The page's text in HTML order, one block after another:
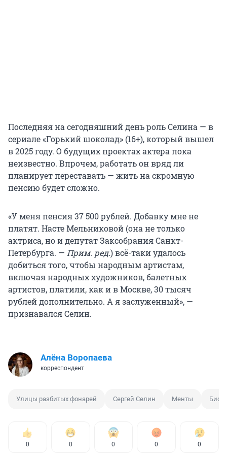
Последняя на сегодняшний день роль Селина — в
сериале «Горький шоколад» (16+), который вышел
в 2025 году. О будущих проектах актера пока
неизвестно. Впрочем, работать он вряд ли
планирует переставать — жить на скромную
пенсию будет сложно.
«У меня пенсия 37 500 рублей. Добавку мне не
платят. Насте Мельниковой (она не только
актриса, но и депутат Заксобрания Санкт-
Петербурга. — Прим. ред.) всё-таки удалось
добиться того, чтобы народным артистам,
включая народных художников, балетных
артистов, платили, как и в Москве, 30 тысяч
рублей дополнительно. А я заслуженный», —
признавался Селин.
Алёна Воропаева
корреспондент
Улицы разбитых фонарей Сергей Селин Менты
0 0 0 0 0